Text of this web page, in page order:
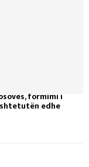
formimi i
edhe